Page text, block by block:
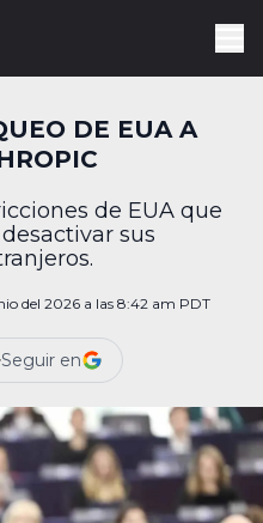
DE EUA A
de EUA que
sus
del 2026 a las 8:42 am PDT
Seguir en